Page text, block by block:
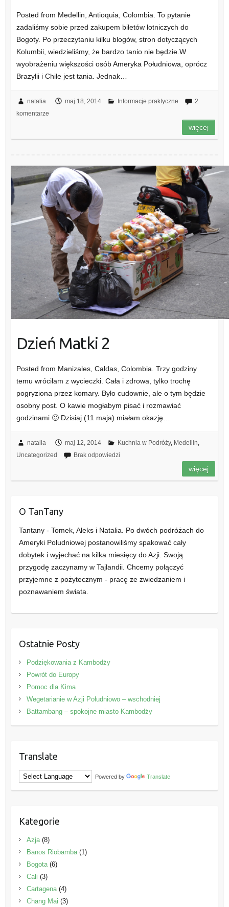
Posted from Medellin, Antioquia, Colombia. To pytanie
zadaliśmy sobie przed zakupem biletów lotniczych do
Bogoty. Po przeczytaniu kilku blogów, stron dotyczących
Kolumbii, wiedzieliśmy, że bardzo tanio nie będzie.W
wyobrażeniu większości osób Ameryka Południowa, oprócz
Brazylii i Chile jest tania. Jednak…
natalia maj 18, 2014 Informacje praktyczne
2
komentarze
więcej
Dzień Matki 2
Posted from Manizales, Caldas, Colombia. Trzy godziny
temu wróciłam z wycieczki. Cała i zdrowa, tylko trochę
pogryziona przez komary. Było cudownie, ale o tym będzie
osobny post. O kawie mogłabym pisać i rozmawiać
godzinami 🙂 Dzisiaj (11 maja) miałam okazję…
natalia maj 12, 2014 Kuchnia w Podróży, Medellin,
Uncategorized
Brak odpowiedzi
więcej
O TanTany
Tantany - Tomek, Aleks i Natalia. Po dwóch podróżach do
Ameryki Południowej postanowiliśmy spakować cały
dobytek i wyjechać na kilka miesięcy do Azji. Swoją
przygodę zaczynamy w Tajlandii. Chcemy połączyć
przyjemne z pożytecznym - pracę ze zwiedzaniem i
poznawaniem świata.
Ostatnie Posty
Podziękowania z Kambodży
Powrót do Europy
Pomoc dla Kima
Wegetarianie w Azji Południowo – wschodniej
Battambang – spokojne miasto Kambodży
Translate
Powered by Translate
Kategorie
Azja(8)
Banos Riobamba(1)
Bogota(6)
Cali (3)
Cartagena(4)
Chang Mai (3)